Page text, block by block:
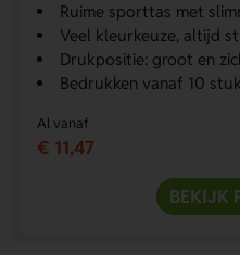
Ruime sporttas met
Veel kleurkeuze, altijd
Drukpositie: groot en
Bedrukken vanaf 10
Al vanaf
€ 11,47
BEKIJK